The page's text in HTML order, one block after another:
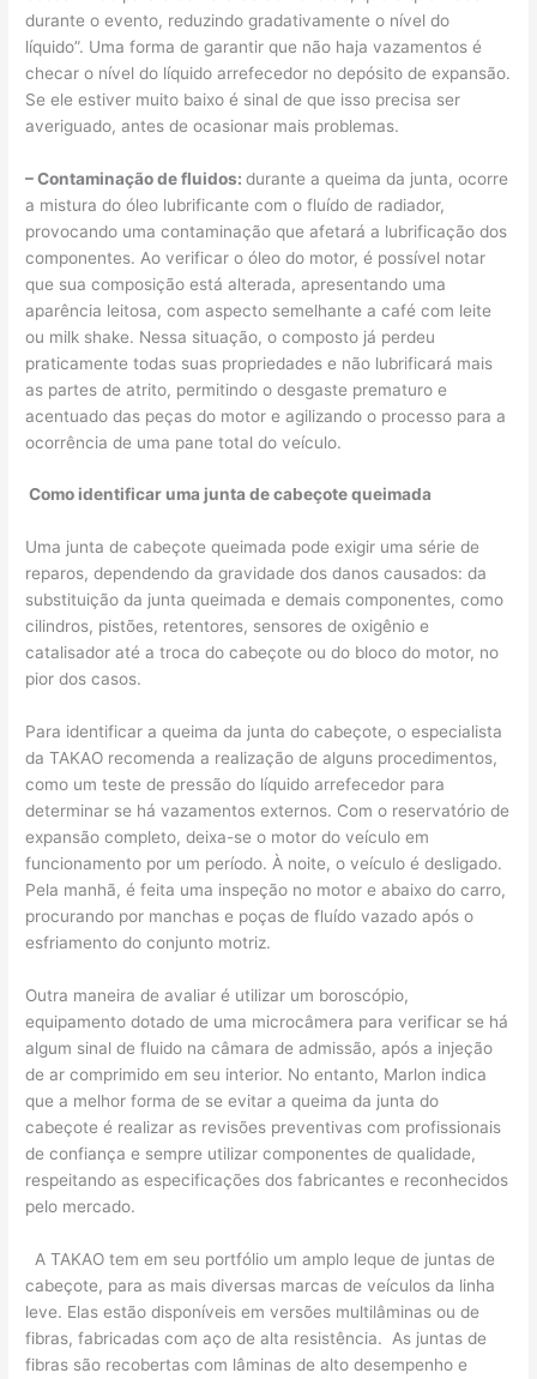
durante o evento, reduzindo gradativamente o nível do
líquido”. Uma forma de garantir que não haja vazamentos é
checar o nível do líquido arrefecedor no depósito de expansão.
Se ele estiver muito baixo é sinal de que isso precisa ser
averiguado, antes de ocasionar mais problemas.
– Contaminação de fluidos:durante a queima da junta, ocorre
a mistura do óleo lubrificante com o fluído de radiador,
provocando uma contaminação que afetará a lubrificação dos
componentes. Ao verificar o óleo do motor, é possível notar
que sua composição está alterada, apresentando uma
aparência leitosa, com aspecto semelhante a café com leite
ou milk shake. Nessa situação, o composto já perdeu
praticamente todas suas propriedades e não lubrificará mais
as partes de atrito, permitindo o desgaste prematuro e
acentuado das peças do motor e agilizando o processo para a
ocorrência de uma pane total do veículo.
Como identificar uma junta de cabeçote queimada
Uma junta de cabeçote queimada pode exigir uma série de
reparos, dependendo da gravidade dos danos causados: da
substituição da junta queimada e demais componentes, como
cilindros, pistões, retentores, sensores de oxigênio e
catalisador até a troca do cabeçote ou do bloco do motor, no
pior dos casos.
Para identificar a queima da junta do cabeçote, o especialista
da TAKAO recomenda a realização de alguns procedimentos,
como um teste de pressão do líquido arrefecedor para
determinar se há vazamentos externos. Com o reservatório de
expansão completo, deixa-se o motor do veículo em
funcionamento por um período. À noite, o veículo é desligado.
Pela manhã, é feita uma inspeção no motor e abaixo do carro,
procurando por manchas e poças de fluído vazado após o
esfriamento do conjunto motriz.
Outra maneira de avaliar é utilizar um boroscópio,
equipamento dotado de uma microcâmera para verificar se há
algum sinal de fluido na câmara de admissão, após a injeção
de ar comprimido em seu interior. No entanto, Marlon indica
que a melhor forma de se evitar a queima da junta do
cabeçote é realizar as revisões preventivas com profissionais
de confiança e sempre utilizar componentes de qualidade,
respeitando as especificações dos fabricantes e reconhecidos
pelo mercado.
A TAKAO tem em seu portfólio um amplo leque de juntas de
cabeçote, para as mais diversas marcas de veículos da linha
leve. Elas estão disponíveis em versões multilâminas ou de
fibras, fabricadas com aço de alta resistência. As juntas de
fibras são recobertas com lâminas de alto desempenho e